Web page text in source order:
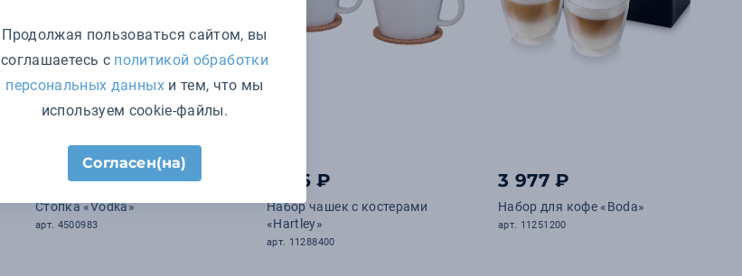
.40₽
Стопка «Vodka»
арт. 4500983
1 216 ₽
Набор чашек с костерами
«Hartley»
арт. 11288400
3 977 ₽
Набор для кофе «Boda»
арт. 11251200
Продолжая пользоваться сайтом, вы
соглашаетесь с политикой обработки
персональных данныхи тем, что мы
используем cookie-файлы.
Согласен(на)